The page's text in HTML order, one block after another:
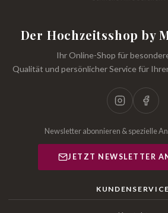
Der Hochzeitsshop by
Ihr Online-Shop für
Qualität und persönlicher Service für
Newsletter abonnieren & spezielle
JETZT NEWSLETTER
KUNDENSERVICE